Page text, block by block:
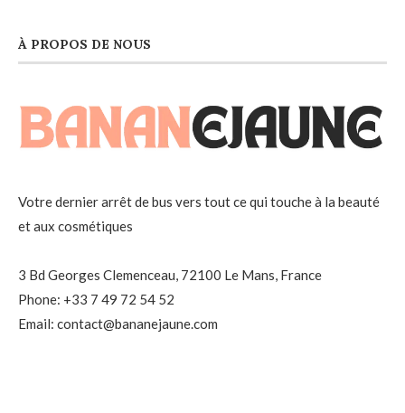
À PROPOS DE NOUS
Votre dernier arrêt de bus vers tout ce qui touche à la beauté
et aux cosmétiques
3 Bd Georges Clemenceau, 72100 Le Mans, France
Phone: +33 7 49 72 54 52
Email: contact@bananejaune.com